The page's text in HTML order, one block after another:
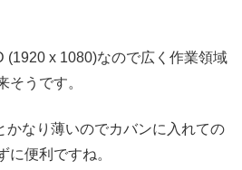
(1920 x 1080)なので広く作業領域
そうです。
かなり薄いのでカバンに入れての
に便利ですね。